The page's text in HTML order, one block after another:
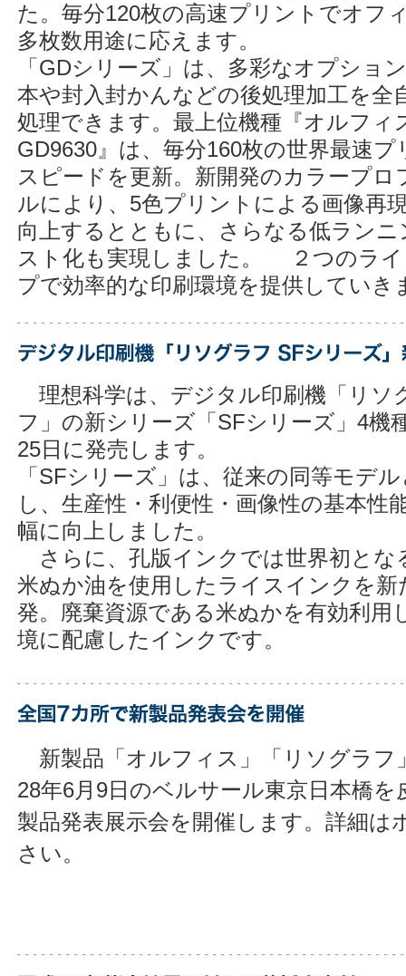
た。毎分120枚の高速プリントでオフ
多枚数用途に応えます。
「GDシリーズ」は、多彩なオプショ
本や封入封かんなどの後処理加工を全
処理できます。最上位機種『オルフィ
GD9630』は、毎分160枚の世界最速プ
スピードを更新。新開発のカラープロ
ルにより、5色プリントによる画像再
向上するとともに、さらなる低ランニ
スト化も実現しました。 ２つのラ
プで効率的な印刷環境を提供していき
理想科学は、デジタル印刷機「リソ
フ」の新シリーズ「SFシリーズ」4機
25日に発売します。
「SFシリーズ」は、従来の同等モデ
し、生産性・利便性・画像性の基本性
幅に向上しました。
さらに、孔版インクでは世界初とな
米ぬか油を使用したライスインクを新
発。廃棄資源である米ぬかを有効利用
境に配慮したインクです。
新製品「オルフィス」「リソグラフ
28年6月9日のベルサール東京日本橋
製品発表展示会を開催します。詳細は
さい。